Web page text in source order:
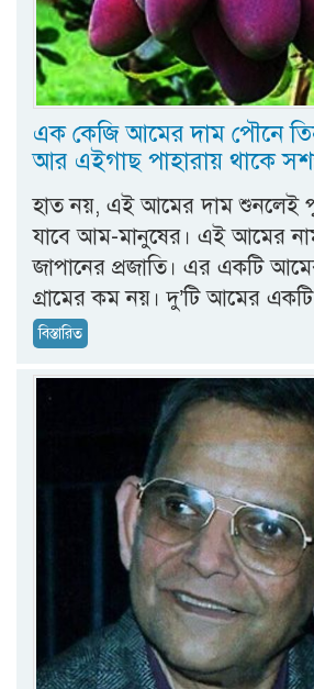
এক কেজি আমের দাম পৌনে
আর এইগাছ পাহারায় থাকে
হাত নয়, এই আমের দাম শুনলেই
যাবে আম-মানুষের। এই আমের
জাপানের প্রজাতি। এর একটি
গ্রামের কম নয়। দু’টি আমের একটি
বিস্তারিত